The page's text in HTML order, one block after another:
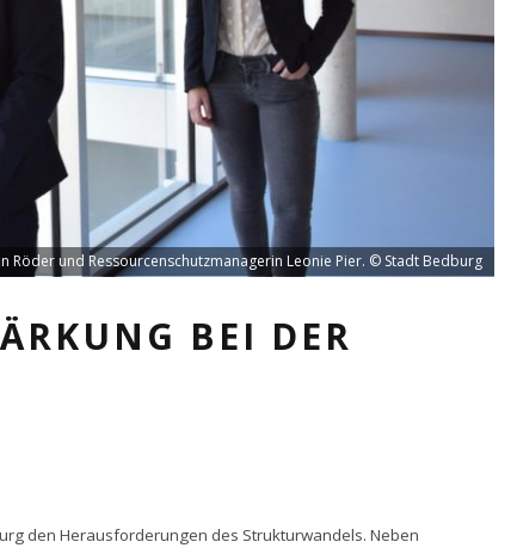
Röder und Ressourcenschutzmanagerin Leonie Pier. © Stadt Bedburg
BEI DER
den Herausforderungen des Strukturwandels. Neben